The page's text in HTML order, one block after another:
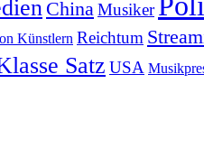
ChinaMusiker
Künstlern Reichtum
Satz USA